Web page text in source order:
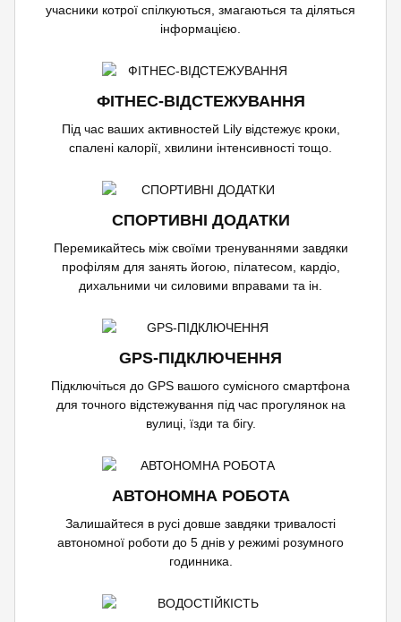
учасники котрої спілкуються, змагаються та діляться
інформацією.
ФІТНЕС-ВІДСТЕЖУВАННЯ
Під час ваших активностей Lily відстежує кроки,
спалені калорії, хвилини інтенсивності тощо.
СПОРТИВНІ ДОДАТКИ
Перемикайтесь між своїми тренуваннями завдяки
профілям для занять йогою, пілатесом, кардіо,
дихальними чи силовими вправами та ін.
GPS-ПІДКЛЮЧЕННЯ
Підключіться до GPS вашого сумісного смартфона
для точного відстежування під час прогулянок на
вулиці, їзди та бігу.
АВТОНОМНА РОБОТА
Залишайтеся в русі довше завдяки тривалості
автономної роботи до 5 днів у режимі розумного
годинника.